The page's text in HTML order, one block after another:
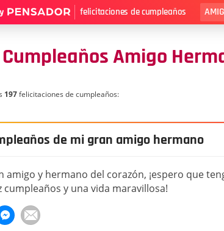
felicitaciones de cumpleaños
Amigo
197felicitaciones de cumpleaños:
de mi gran amigo hermano
amigo y hermano del corazón, ¡espero que
cumpleaños y una vida maravillosa!